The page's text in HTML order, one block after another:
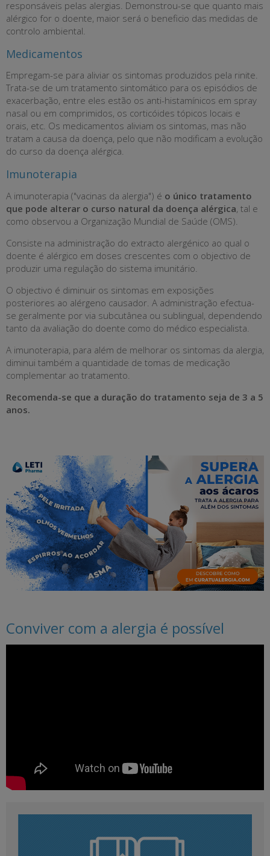
responsáveis pelas alergias. Demonstrou-se que quanto mais
alérgico for o doente, maior será o beneficio das medidas de
controlo ambiental.
Medicamentos
Empregam-se para aliviar os sintomas produzidos pela rinite.
Trata-se de um tratamento sintomático para os episódios de
exacerbação, entre eles estão os anti-histamínicos em spray
nasal ou em comprimidos, os corticóides tópicos locais e
orais, etc. Os medicamentos aliviam os sintomas, mas não
tratam a causa da doença, pelo que não modificam a evolução
do curso da doença alérgica.
Imunoterapia
A imunoterapia ("vacinas da alergia") é o único tratamento
que pode alterar o curso natural da doença alérgica, tal e
como observou a Organização Mundial de Saúde (OMS).
Consiste na administração do extracto alergénico ao qual o
doente é alérgico em doses crescentes com o objectivo de
produzir uma regulação do sistema imunitário.
O objectivo é diminuir os sintomas em exposições
posteriores ao alérgeno causador. A administração efectua-
se geralmente por via subcutânea ou sublingual, dependendo
tanto da avaliação do doente como do médico especialista.
A imunoterapia, para além de melhorar os sintomas da alergia,
diminui também a quantidade de tomas de medicação
complementar ao tratamento.
Recomenda-se que a duração do tratamento seja de 3 a 5
anos.
Conviver com a alergia é possível